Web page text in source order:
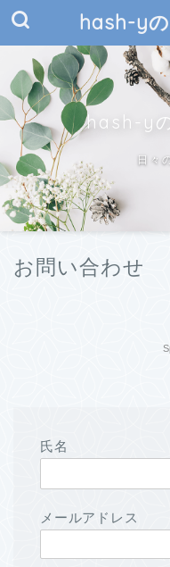
hash-y
hash-y
日々
お問い合わせ
氏名
メールアドレス